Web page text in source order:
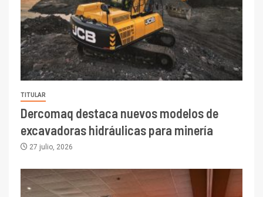
TITULAR
Dercomaq destaca nuevos modelos de
excavadoras hidráulicas para minería
27 julio, 2026